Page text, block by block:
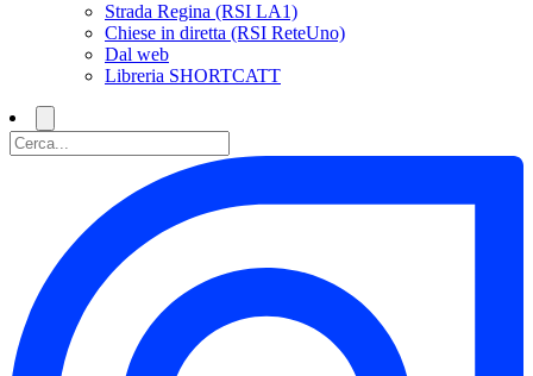
Strada Regina (RSI LA1)
Chiese in diretta (RSI ReteUno)
Dal web
Libreria SHORTCATT